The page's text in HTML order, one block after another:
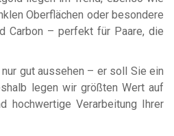
Oberflächen oder besondere
Carbon – perfekt für Paare, die
gut aussehen – er soll Sie ein
legen wir größten Wert auf
hochwertige Verarbeitung Ihrer